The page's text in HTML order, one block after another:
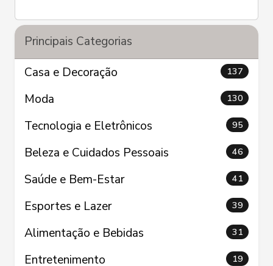
Principais Categorias
Casa e Decoração
137
Moda 130
Tecnologia e Eletrônicos 95
Beleza e Cuidados Pessoais 46
Saúde e Bem-Estar 41
Esportes e Lazer 39
Alimentação e Bebidas 31
Entretenimento 19